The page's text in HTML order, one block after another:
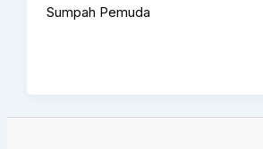
Sumpah Pemuda